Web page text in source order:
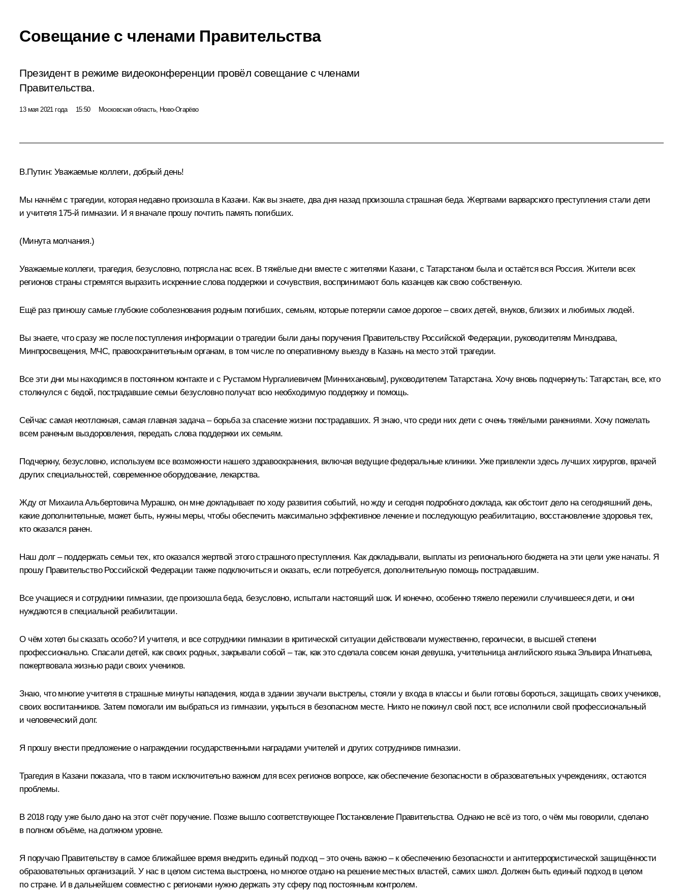
Совещание с членами Правительства
Президент в режиме видеоконференции провёл совещание с членами
Правительства.
13 мая 2021 года 15:50 Московская область, Ново-Огарёво
В.Путин: Уважаемые коллеги, добрый день!
Мы начнём с трагедии, которая недавно произошла в Казани. Как вы знаете, два дня назад произошла страшная беда. Жертвами варварского преступления стали дети
и учителя 175-й гимназии. И я вначале прошу почтить память погибших.
(Минута молчания.)
Уважаемые коллеги, трагедия, безусловно, потрясла нас всех. В тяжёлые дни вместе с жителями Казани, с Татарстаном была и остаётся вся Россия. Жители всех
регионов страны стремятся выразить искренние слова поддержки и сочувствия, воспринимают боль казанцев как свою собственную.
Ещё раз приношу самые глубокие соболезнования родным погибших, семьям, которые потеряли самое дорогое – своих детей, внуков, близких и любимых людей.
Вы знаете, что сразу же после поступления информации о трагедии были даны поручения Правительству Российской Федерации, руководителям Минздрава,
Минпросвещения, МЧС, правоохранительным органам, в том числе по оперативному выезду в Казань на место этой трагедии.
Все эти дни мы находимся в постоянном контакте и с Рустамом Нургалиевичем [Миннихановым], руководителем Татарстана. Хочу вновь подчеркнуть: Татарстан, все, кто
столкнулся с бедой, пострадавшие семьи безусловно получат всю необходимую поддержку и помощь.
Сейчас самая неотложная, самая главная задача – борьба за спасение жизни пострадавших. Я знаю, что среди них дети с очень тяжёлыми ранениями. Хочу пожелать
всем раненым выздоровления, передать слова поддержки их семьям.
Подчеркну, безусловно, используем все возможности нашего здравоохранения, включая ведущие федеральные клиники. Уже привлекли здесь лучших хирургов, врачей
других специальностей, современное оборудование, лекарства.
Жду от Михаила Альбертовича Мурашко, он мне докладывает по ходу развития событий, но жду и сегодня подробного доклада, как обстоит дело на сегодняшний день,
какие дополнительные, может быть, нужны меры, чтобы обеспечить максимально эффективное лечение и последующую реабилитацию, восстановление здоровья тех,
кто оказался ранен.
Наш долг – поддержать семьи тех, кто оказался жертвой этого страшного преступления. Как докладывали, выплаты из регионального бюджета на эти цели уже начаты. Я
прошу Правительство Российской Федерации также подключиться и оказать, если потребуется, дополнительную помощь пострадавшим.
Все учащиеся и сотрудники гимназии, где произошла беда, безусловно, испытали настоящий шок. И конечно, особенно тяжело пережили случившееся дети, и они
нуждаются в специальной реабилитации.
О чём хотел бы сказать особо? И учителя, и все сотрудники гимназии в критической ситуации действовали мужественно, героически, в высшей степени
профессионально. Спасали детей, как своих родных, закрывали собой – так, как это сделала совсем юная девушка, учительница английского языка Эльвира Игнатьева,
пожертвовала жизнью ради своих учеников.
Знаю, что многие учителя в страшные минуты нападения, когда в здании звучали выстрелы, стояли у входа в классы и были готовы бороться, защищать своих учеников,
своих воспитанников. Затем помогали им выбраться из гимназии, укрыться в безопасном месте. Никто не покинул свой пост, все исполнили свой профессиональный
и человеческий долг.
Я прошу внести предложение о награждении государственными наградами учителей и других сотрудников гимназии.
Трагедия в Казани показала, что в таком исключительно важном для всех регионов вопросе, как обеспечение безопасности в образовательных учреждениях, остаются
проблемы.
В 2018 году уже было дано на этот счёт поручение. Позже вышло соответствующее Постановление Правительства. Однако не всё из того, о чём мы говорили, сделано
в полном объёме, на должном уровне.
Я поручаю Правительству в самое ближайшее время внедрить единый подход – это очень важно – к обеспечению безопасности и антитеррористической защищённости
образовательных организаций. У нас в целом система выстроена, но многое отдано на решение местных властей, самих школ. Должен быть единый подход в целом
по стране. И в дальнейшем совместно с регионами нужно держать эту сферу под постоянным контролем.